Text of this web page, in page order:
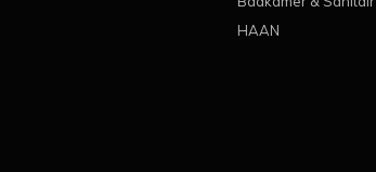
HAAN